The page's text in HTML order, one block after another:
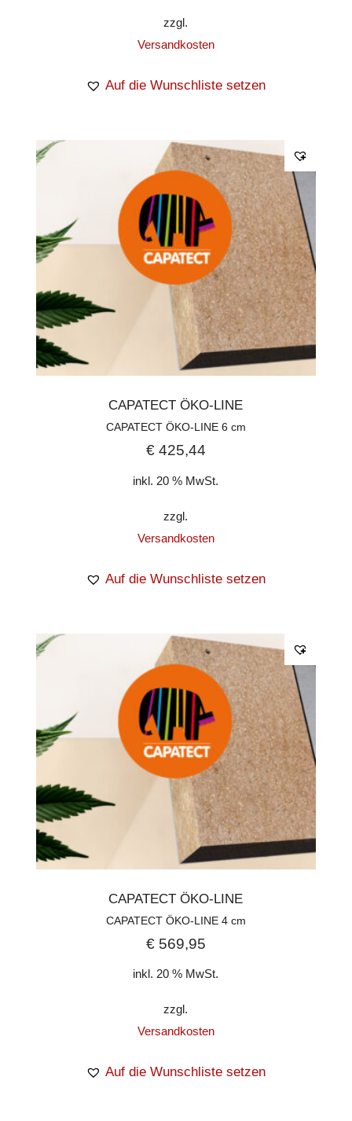
zzgl.
Versandkosten
Auf die Wunschliste setzen
CAPATECT ÖKO-LINE
CAPATECT ÖKO-LINE 6 cm
€425,44
inkl. 20 % MwSt.
zzgl.
Versandkosten
Auf die Wunschliste setzen
CAPATECT ÖKO-LINE
CAPATECT ÖKO-LINE 4 cm
€569,95
inkl. 20 % MwSt.
zzgl.
Versandkosten
Auf die Wunschliste setzen